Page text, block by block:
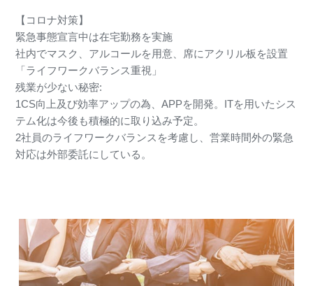
【コロナ対策】
緊急事態宣言中は在宅勤務を実施
社内でマスク、アルコールを用意、席にアクリル板を設置
「ライフワークバランス重視」
残業が少ない秘密:
1CS向上及び効率アップの為、APPを開発。ITを用いたシス
テム化は今後も積極的に取り込み予定。
2社員のライフワークバランスを考慮し、営業時間外の緊急
対応は外部委託にしている。